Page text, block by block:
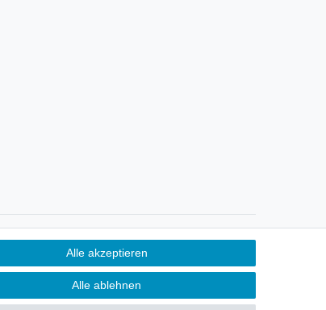
Sie möchten über neu eingetroffene
Lagerware oder Neuheiten
Alle akzeptieren
Alle ablehnen